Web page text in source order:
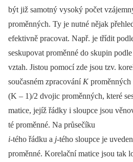
být již samotný vysoký počet
proměn­ných. Ty je nutné nějak
efektivně pracovat. Např. je třídit
seskupovat proměn­né do skupin
vztah. Jistou pomocí zde jsou tzv.
současném zpracování K
(K –⁠ 1)/2 dvojic proměn­ných, které
matice, jejíž řádky i sloupce jsou
té proměn­né. Na průsečíku
i-tého řádku a j-tého sloupce je
proměn­né. Korelační matice jsou tak